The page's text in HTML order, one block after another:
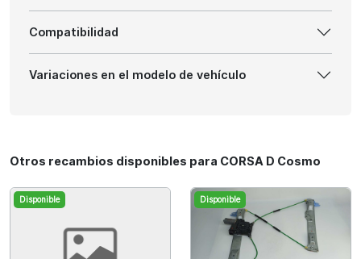
Compatibilidad
Variaciones en el modelo de vehículo
Otros recambios disponibles para CORSA D Cosmo
Disponible Disponible